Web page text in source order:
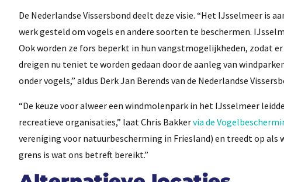
De Nederlandse Vissersbond deelt deze visie. “Het IJsselmeer
werk gesteld om vogels en andere soorten te beschermen.
Ook worden ze fors beperkt in hun vangstmogelijkheden, zodat
dreigen nu teniet te worden gedaan door de aanleg van
onder vogels,” aldus Derk Jan Berends van de Nederlandse
“De keuze voor alweer een windmolenpark in het IJsselmeer
recreatieve organisaties,” laat Chris Bakkervia de
vereniging voor natuurbescherming in Friesland) en treedt op als
grens is wat ons betreft bereikt.”